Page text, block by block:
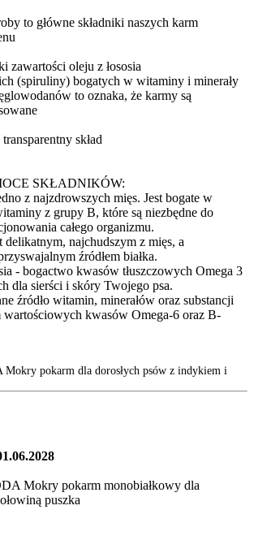
to główne składniki naszych karm
zawartości oleju z łososia
(spiruliny) bogatych w witaminy i minerały
to oznaka, że karmy są
skład
SKŁADNIKÓW:
z najzdrowszych mięs. Jest bogate w
z grupy B, które są niezbędne do
całego organizmu.
delikatnym, najchudszym z mięs, a
źródłem białka.
- bogactwo kwasów tłuszczowych Omega 3
dla sierści i skóry Twojego psa.
źródło witamin, minerałów oraz substancji
kwasów Omega-6 oraz B-
pokarm dla dorosłych psów z indykiem i
Mokry pokarm monobiałkowy dla
puszka